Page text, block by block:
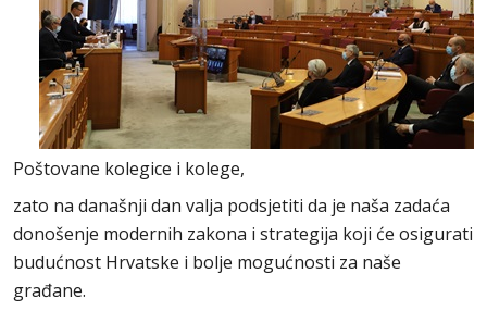
Poštovane kolegice i kolege,
zato na današnji dan valja podsjetiti da je naša zadaća
donošenje modernih zakona i strategija koji će osigurati
budućnost Hrvatske i bolje mogućnosti za naše
građane.